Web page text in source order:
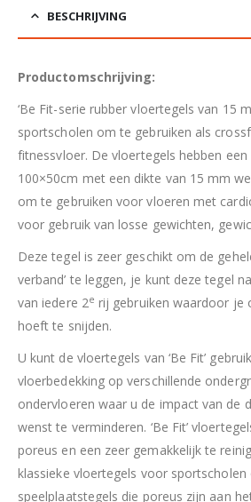
BESCHRIJVING
Productomschrijving:
‘Be Fit-serie rubber vloertegels van 15
sportscholen om te gebruiken als
fitnessvloer. De vloertegels hebben
100×50cm met een dikte van 15 mm
om te gebruiken voor vloeren met
voor gebruik van losse gewichten,
Deze tegel is zeer geschikt om de
verband’ te leggen, je kunt deze tegel
van iedere 2e rij gebruiken waardoor je
hoeft te snijden.
U kunt de vloertegels van ‘Be Fit’
vloerbedekking op verschillende
ondervloeren waar u de impact van de
wenst te verminderen. ‘Be Fit’
poreus en een zeer gemakkelijk te
klassieke vloertegels voor
speelplaatstegels die poreus zijn aan